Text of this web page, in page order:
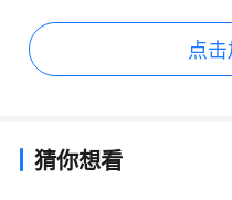
点
猜你想看